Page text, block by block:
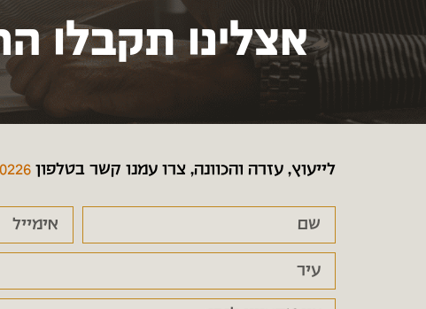
אצלינו תקבלו
לייעוץ, עזרה והכוונה, צרו עמנו קשר בטלפון